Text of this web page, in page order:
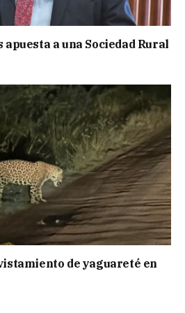
a una Sociedad Rural
de yaguareté en